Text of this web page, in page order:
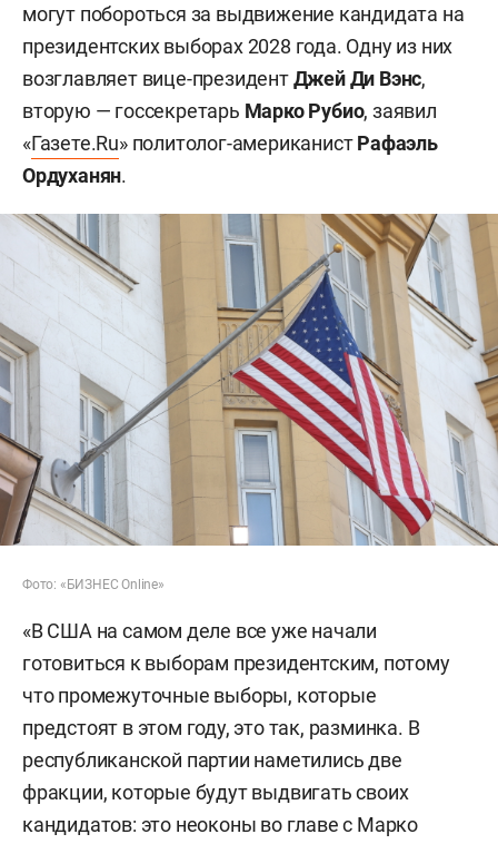
могут побороться за выдвижение кандидата на
президентских выборах 2028 года. Одну из них
возглавляет вице-президентДжей Ди Вэнс,
вторую — госсекретарь Марко Рубио, заявил
«Газете.Ru» политолог-американистРафаэль
Ордуханян.
Фото: «БИЗНЕС Online»
«В США на самом деле все уже начали
готовиться к выборам президентским, потому
что промежуточные выборы, которые
предстоят в этом году, это так, разминка. В
республиканской партии наметились две
фракции, которые будут выдвигать своих
кандидатов: это неоконы во главе с Марко